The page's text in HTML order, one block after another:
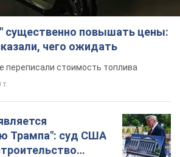
существенно повышать цены:
чего ожидать
переписали стоимость топлива
т.
Трампа": суд США